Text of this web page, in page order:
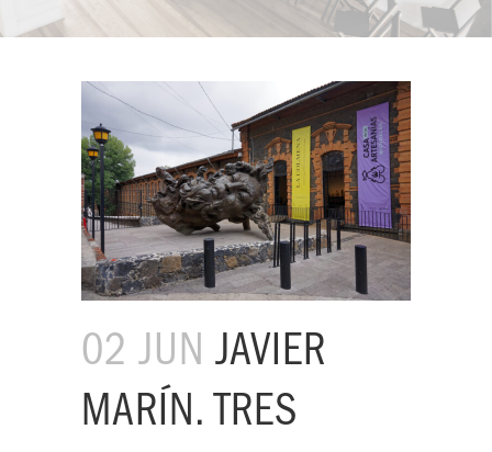
02 JUN JAVIER
MARÍN. TRES